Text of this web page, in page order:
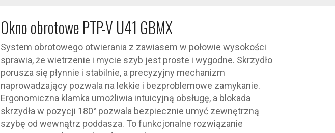
Okno obrotowe PTP-V U41 GBMX
System obrotowego otwierania z zawiasem w połowie wysokości
sprawia, że wietrzenie i mycie szyb jest proste i wygodne. Skrzydło
porusza się płynnie i stabilnie, a precyzyjny mechanizm
naprowadzający pozwala na lekkie i bezproblemowe zamykanie.
Ergonomiczna klamka umożliwia intuicyjną obsługę, a blokada
skrzydła w pozycji 180° pozwala bezpiecznie umyć zewnętrzną
szybę od wewnątrz poddasza. To funkcjonalne rozwiązanie